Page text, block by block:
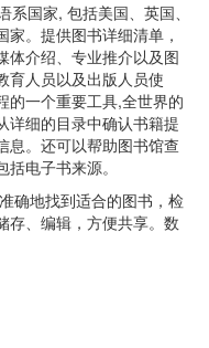
国家, 包括美国、英国、
。提供图书详细清单，
体介绍、专业推介以及图
育人员以及出版人员使
的一个重要工具,全世界的
详细的目录中确认书籍提
息。还可以帮助图书馆查
电子书来源。
确地找到适合的图书，检
存、编辑，方便共享。数